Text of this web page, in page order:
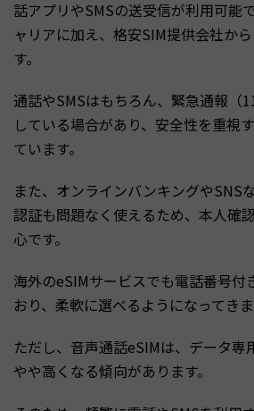
話アプリやSMSの送受信が利用可能
ャリアに加え、格安SIM提供会社か
す。
通話やSMSはもちろん、緊急通報（
している場合があり、安全性を重視
ています。
また、オンラインバンキングやSNS
認証も問題なく使えるため、本人確
心です。
海外のeSIMサービスでも電話番号付
おり、柔軟に選べるようになってきま
ただし、音声通話eSIMは、データ専
やや高くなる傾向があります。